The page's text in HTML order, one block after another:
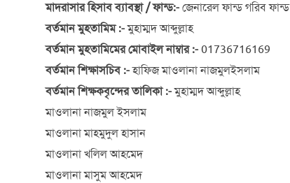
মাদরাসার হিসাব ব্যাবস্থা / ফান্ড:- জেনারেল ফান্ড গরিব ফান্ড
বর্তমান মুহতামিম :-মুহাম্মদ আব্দুল্লাহ
বর্তমান মুহতামিমের মোবাইল নাম্বার :- 01736716169
বর্তমান শিক্ষাসচিব :-হাফিজ মাওলানা নাজমুলইসলাম
বর্তমান শিক্ষকবৃন্দের তালিকা :-মুহাম্মদ আব্দুল্লাহ
মাওলানা নাজমুল ইসলাম
মাওলানা মাহমুদুল হাসান
মাওলানা খলিল আহমেদ
মাওলানা মাসুম আহমেদ